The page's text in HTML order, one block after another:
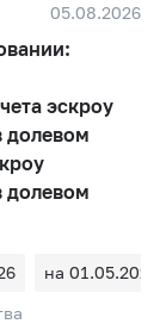
05.08.2026
эскроу
долевом
долевом
на 01.05.2026